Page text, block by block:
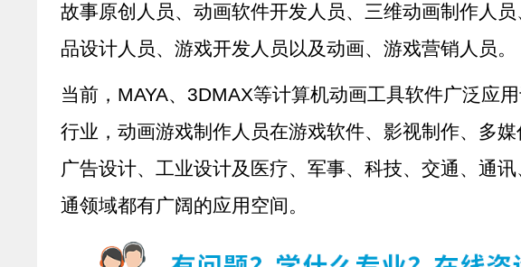
故事原创人员、动画软件开发人员、三维动画制作人
品设计人员、游戏开发人员以及动画、游戏营销人员。
当前，MAYA、3DMAX等计算机动画工具软件广泛应
行业，动画游戏制作人员在游戏软件、影视制作、多媒
广告设计、工业设计及医疗、军事、科技、交通、通
通领域都有广阔的应用空间。